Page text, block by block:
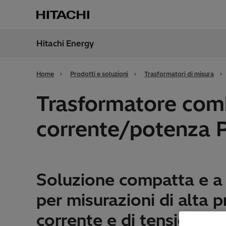
Italy
Hitachi Energy
Home Prodotti e soluzioni Trasformatori di misura
Trasformatore
corrente/potenza
Soluzione compatta e
per misurazioni di alta
corrente e di tensione